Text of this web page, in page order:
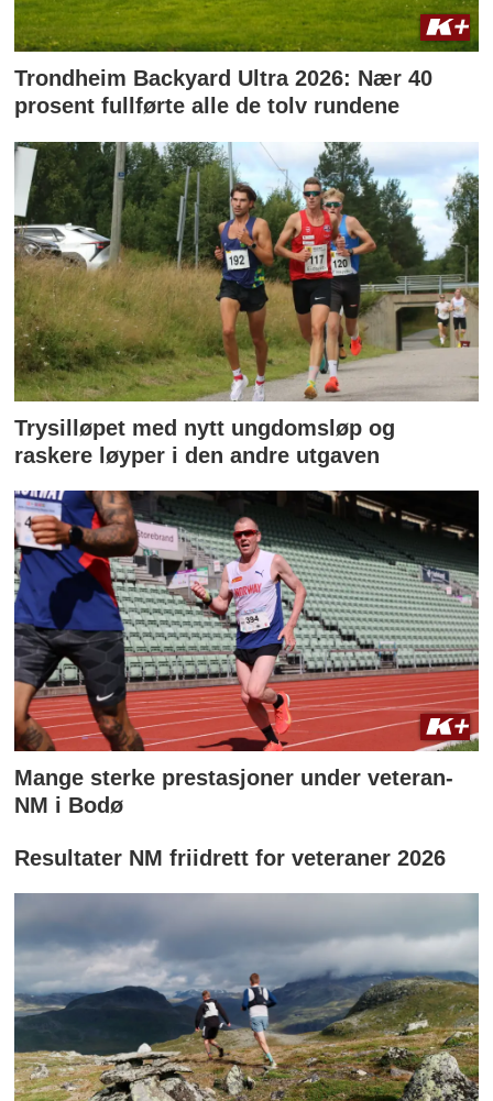
Trondheim Backyard Ultra 2026: Nær 40
prosent fullførte alle de tolv rundene
Trysilløpet med nytt ungdomsløp og
raskere løyper i den andre utgaven
Mange sterke prestasjoner under veteran-
NM i Bodø
Resultater NM friidrett for veteraner 2026